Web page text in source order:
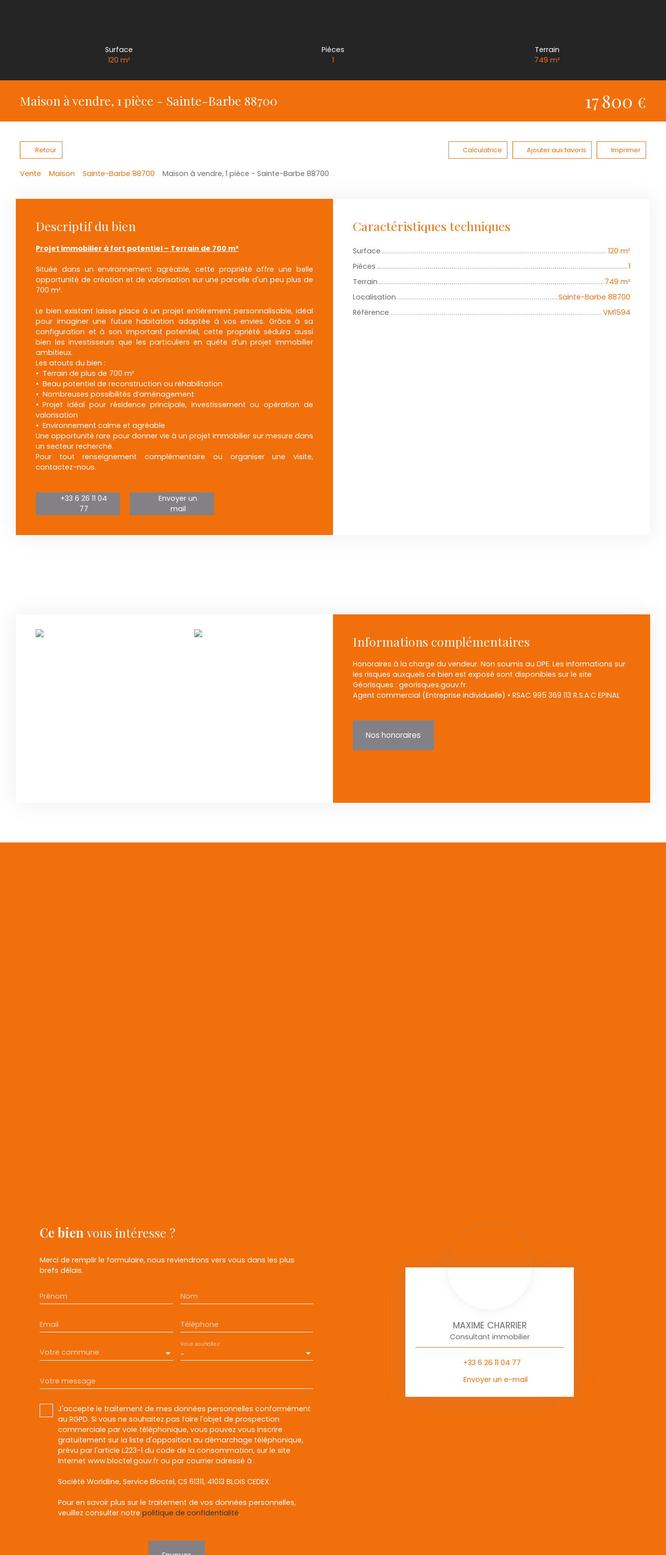
Surface
120 m²
Pièces
1
Terrain
749 m²
Maison à vendre, 1 pièce - Sainte-Barbe 88700 17 800 €
Retour Calculatrice Ajouter aux favoris Imprimer
Vente Maison Sainte-Barbe 88700 Maison à vendre, 1 pièce - Sainte-Barbe 88700
Descriptif du bien
Projet immobilier à fort potentiel – Terrain de 700 m²
Située dans un environnement agréable, cette propriété offre une belle
opportunité de création et de valorisation sur une parcelle d'un peu plus de
700 m².
Le bien existant laisse place à un projet entièrement personnalisable, idéal
pour imaginer une future habitation adaptée à vos envies. Grâce à sa
configuration et à son important potentiel, cette propriété séduira aussi
bien les investisseurs que les particuliers en quête d’un projet immobilier
ambitieux.
Les atouts du bien :
Terrain de plus de 700 m²
Beau potentiel de reconstruction ou réhabilitation
Nombreuses possibilités d’aménagement
Projet idéal pour résidence principale, investissement ou opération de
valorisation
Environnement calme et agréable
Une opportunité rare pour donner vie à un projet immobilier sur mesure dans
un secteur recherché.
Pour tout renseignement complémentaire ou organiser une visite,
contactez-nous.
+33 6 26 11 04
77
Envoyer un
mail
Caractéristiques techniques
Surface 120 m²
Pièces
1
Terrain
749 m²
Localisation
Sainte-Barbe 88700
Référence
VM1594
Informations complémentaires
Honoraires à la charge du vendeur. Non soumis au DPE. Les informations sur
les risques auxquels ce bien est exposé sont disponibles sur le site
Géorisques : georisques.gouv.fr.
Agent commercial (Entreprise individuelle) • RSAC 995 369 113 R.S.A.C EPINAL
Nos honoraires
Ce bien vous intéresse ?
Merci de remplir le formulaire, nous reviendrons vers vous dans les plus
brefs délais.
Prénom Nom
Email Téléphone
Votre commune -
Vous souhaitez
Votre message
J'accepte le traitement de mes données personnelles conformément
au RGPD. Si vous ne souhaitez pas faire l'objet de prospection
commerciale par voie téléphonique, vous pouvez vous inscrire
gratuitement sur la liste d'opposition au démarchage téléphonique,
prévu par l'article L223-1 du code de la consommation, sur le site
Internet www.bloctel.gouv.fr ou par courrier adressé à :
Société Worldline, Service Bloctel, CS 61311, 41013 BLOIS CEDEX.
Pour en savoir plus sur le traitement de vos données personnelles,
veuillez consulter notre politique de confidentialité.
MAXIME CHARRIER
Consultant immobilier
+33 6 26 11 04 77
Envoyer un e-mail